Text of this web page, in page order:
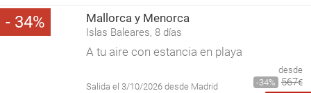
34 Mallorca y Menorca
Islas Baleares, 8 días
A tu aire con estancia en playa
Salida el 3/10/2026 desde Madrid
desde
34
567€